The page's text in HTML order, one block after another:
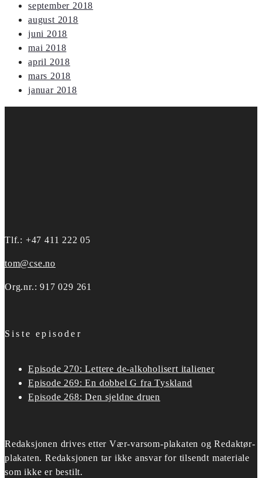
september 2018
august 2018
juni 2018
mai 2018
april 2018
mars 2018
januar 2018
Tlf.: +47 411 222 05
tom@cse.no
Org.nr.: 917 029 261
Siste episoder
Episode 270: Lettere de-alkoholisert italiener
Episode 269: En dobbel G fra Tyskland
Episode 268: Den sjeldne druen
Redaksjonen drives etter Vær-varsom-plakaten og Redaktør-
plakaten. Redaksjonen tar ikke ansvar for tilsendt materiale
som ikke er bestilt.